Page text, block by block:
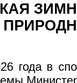
года в